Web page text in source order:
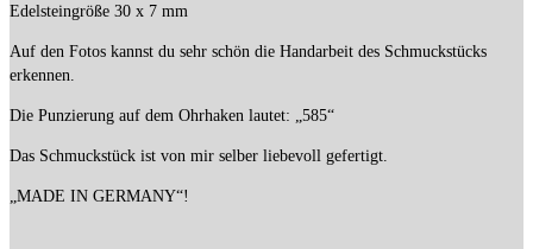
Edelsteingröße 30 x 7 mm
Auf den Fotos kannst du sehr schön die Handarbeit des Schmuckstücks
erkennen.
Die Punzierung auf dem Ohrhaken lautet: „585“
Das Schmuckstück ist von mir selber liebevoll gefertigt.
„MADE IN GERMANY“!